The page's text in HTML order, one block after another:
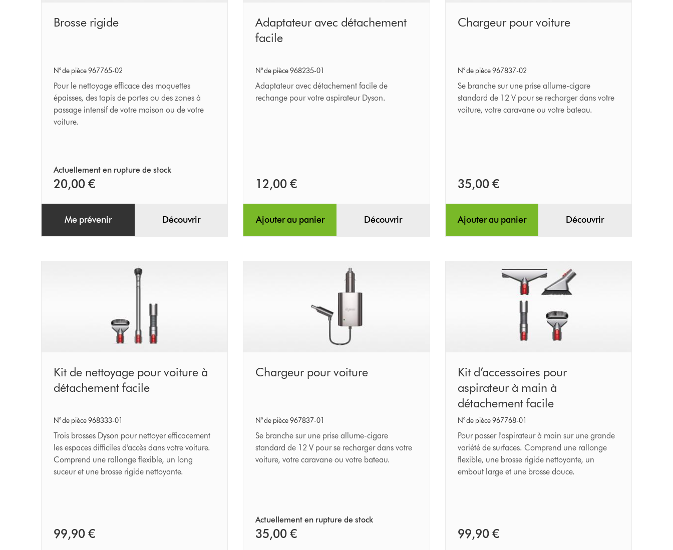
Brosse
Brosse rigide
N° de pièce 967765-02
Pour le nettoyage efficace des moquettes
épaisses, des tapis de portes ou des zones à
passage intensif de votre maison ou de votre
voiture.
Actuellement en rupture de stock
20,00 €
Me prévenir Découvrir
Adaptateur
avec
facile
Adaptateur avec détachement
facile
N° de pièce 968235-01
Adaptateur avec détachement facile de
rechange pour votre aspirateur Dyson.
12,00 €
Ajouter au panier Découvrir
Chargeur
Chargeur pour voiture
N° de pièce 967837-02
Se branche sur une prise allume-cigare
standard de 12 V pour se recharger dans votre
voiture, votre caravane ou votre bateau.
35,00 €
Ajouter au panier Découvrir
Kit
de
pour
voiture
à
détachement
Kit de nettoyage pour voiture à
détachement facile
N° de pièce 968333-01
Trois brosses Dyson pour nettoyer efficacement
les espaces difficiles d'accès dans votre voiture.
Comprend une rallonge flexible, un long
suceur et une brosse rigide nettoyante.
99,90 €
Chargeur
Chargeur pour voiture
N° de pièce 967837-01
Se branche sur une prise allume-cigare
standard de 12 V pour se recharger dans votre
voiture, votre caravane ou votre bateau.
Actuellement en rupture de stock
35,00 €
Kit
d’accessoires
pour
aspirateur
à
main
à
détachement
Kit d’accessoires pour
aspirateur à main à
détachement facile
N° de pièce 967768-01
Pour passer l'aspirateur à main sur une grande
variété de surfaces. Comprend une rallonge
flexible, une brosse rigide nettoyante, un
embout large et une brosse douce.
99,90 €